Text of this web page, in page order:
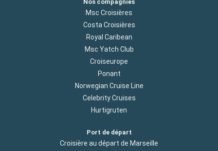
Nos compagnies
Msc Croisières
Costa Croisières
Royal Caribean
Msc Yatch Club
Croiseurope
Ponant
Norwegian Cruise Line
Celebrity Cruises
Hurtigruten
Port de départ
Croisière au départ de Marseille